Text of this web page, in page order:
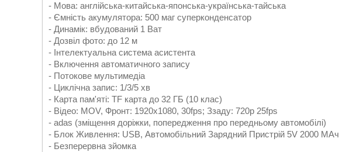
- Мова: англійська-китайська-японська-українська-тайська
- Ємність акумулятора: 500 маг суперконденсатор
- Динамік: вбудований 1 Ват
- Дозвіл фото: до 12 м
- Інтелектуальна система асистента
- Включення автоматичного запису
- Потокове мультимедіа
- Циклічна запис: 1/3/5 хв
- Карта пам'яті: TF карта до 32 ГБ (10 клас)
- Відео: MOV, Фронт: 1920x1080, 30fps; Ззаду: 720p 25fps
- adas (зміщення доріжки, попередження про передньому автомобілі)
- Блок Живлення: USB, Автомобільний Зарядний Пристрій 5V 2000 МАч
- Безперервна зйомка